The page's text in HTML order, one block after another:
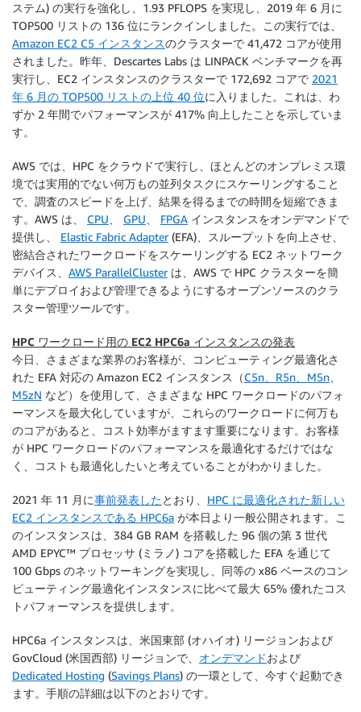
ステム) の実行を強化し、1.93 PFLOPS を実現し、2019 年 6 月に
TOP500 リストの 136 位にランクインしました。この実行では、
Amazon EC2 C5 インスタンスのクラスターで 41,472 コアが使用
されました。昨年、Descartes Labs は LINPACK ベンチマークを再
実行し、EC2 インスタンスのクラスターで 172,692 コアで 2021
年 6 月の TOP500 リストの上位 40 位に入りました。これは、わ
ずか 2 年間でパフォーマンスが 417% 向上したことを示していま
す。
AWS では、HPC をクラウドで実行し、ほとんどのオンプレミス環
境では実用的でない何万もの並列タスクにスケーリングすること
で、調査のスピードを上げ、結果を得るまでの時間を短縮できま
す。AWS は、 CPU GPU FPGA インスタンスをオンデマンドで
提供し、 Elastic Fabric Adapter(EFA)、スループットを向上させ、
密結合されたワークロードをスケーリングする EC2 ネットワーク
デバイス、 AWS ParallelClusterは、AWS で HPC クラスターを簡
単にデプロイおよび管理できるようにするオープンソースのクラ
スター管理ツールです。
HPC ワークロード用の EC2 HPC6a インスタンスの発表
今日、さまざまな業界のお客様が、コンピューティング最適化さ
れた EFA 対応の Amazon EC2 インスタンス（C5n 、R5n、M5n
M5zN など）を使用して、さまざまな HPC ワークロードのパフォ
ーマンスを最大化していますが、これらのワークロードに何万も
のコアがあると、コスト効率がますます重要になります。お客様
が HPC ワークロードのパフォーマンスを最適化するだけではな
く、コストも最適化したいと考えていることがわかりました。
2021 年 11 月に事前発表したとおり、 HPC に最適化された新しい
EC2 インスタンスである HPC6a が本日より一般公開されます。こ
のインスタンスは、384 GB RAM を搭載した 96 個の第 3 世代
AMD EPYC™ プロセッサ (ミラノ) コアを搭載した EFA を通じて
100 Gbps のネットワーキングを実現し、同等の x86 ベースのコン
ピューティング最適化インスタンスに比べて最大 65% 優れたコス
トパフォーマンスを提供します。
HPC6a インスタンスは、米国東部 (オハイオ) リージョンおよび
GovCloud (米国西部) リージョンで、 オンデマンドおよび
Dedicated Hosting (Savings Plans) の一環として、今すぐ起動でき
ます。手順の詳細は以下のとおりです。